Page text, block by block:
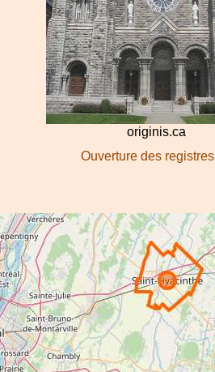
originis.ca
Ouverture des